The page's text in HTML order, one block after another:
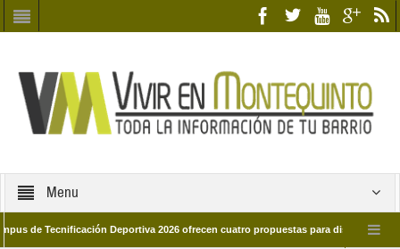
Menu
Tecnificación Deportiva 2026 ofrecen cuatro propuestas para disfrutar del deporte